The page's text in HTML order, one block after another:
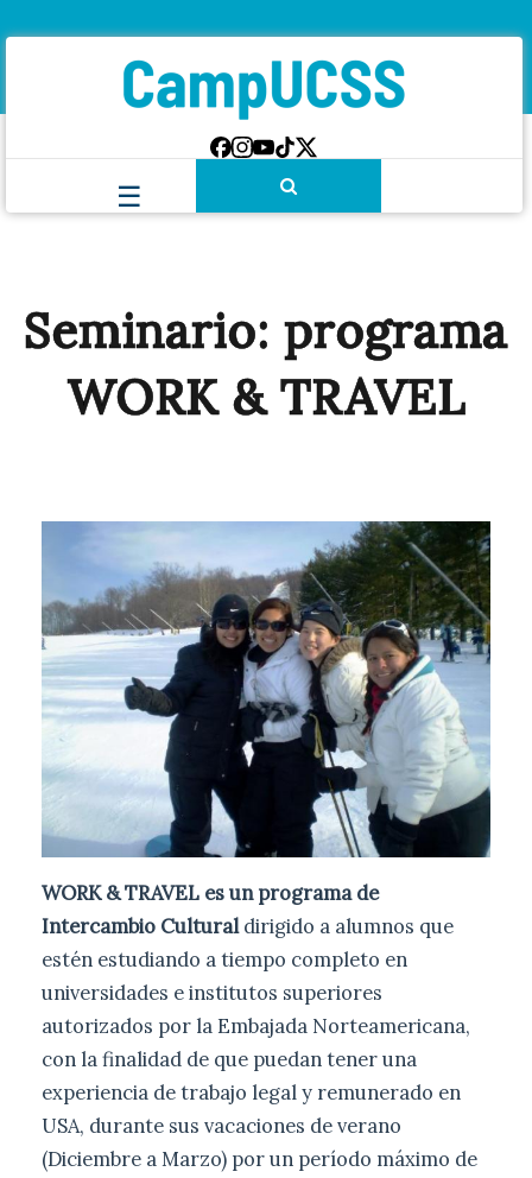
Seminario: programa
WORK & TRAVEL
WORK & TRAVEL es un programa de
Intercambio Culturaldirigido a alumnos que
estén estudiando a tiempo completo en
universidades e institutos superiores
autorizados por la Embajada Norteamericana,
con la finalidad de que puedan tener una
experiencia de trabajo legal y remunerado en
USA, durante sus vacaciones de verano
(Diciembre a Marzo) por un período máximo de